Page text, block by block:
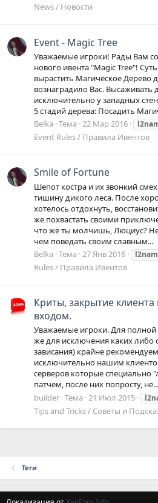
News / Новости
Event - Magic Tree
Уважаемые игроки! Рады Вам
нового ивента "Magic Tree"!
вырастить Магическое Дерево
вознаградило Вас. Высаживать
исключительно у западных
5 стадий дерева: Посадить
Belka Тема 22 Мар 2016
Event Rules / Правила Ивентов
Smile of Fortune
Шепот костра и их звонкий
тишину дикого леса. После
хотелось отдохнуть,
же похвастать своими
что же ты молчишь, Люциус?
чем поведать своим славным...
Belka Тема 27 Янв 2016
Rules / Правила Ивентов
Криты, закрытие
входом.
Уважаемые игроки. Для полной
же для исключения каких либо
зависания) крайне
исключительно нашим
серверов которые специально
патчем, после них попросту, не...
builder Тема 21 Июл 2015
Tips and Tricks / Советы и
Теги